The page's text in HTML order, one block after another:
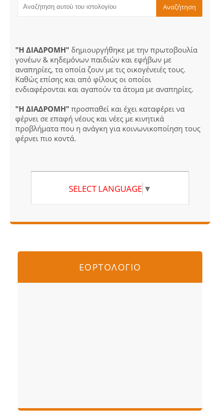
"Η ΔΙΑΔΡΟΜΗ" δημιουργήθηκε με την πρωτοβουλία
γονέων & κηδεμόνων παιδιών και εφήβων με
αναπηρίες, τα οποία ζουν με τις οικογένειές τους.
Καθώς επίσης και από φίλους οι οποίοι
ενδιαφέρονται και αγαπούν τα άτομα με αναπηρίες.
"Η ΔΙΑΔΡΟΜΗ" προσπαθεί και έχει καταφέρει να
φέρνει σε επαφή νέους και νέες με κινητικά
προβλήματα που η ανάγκη για κοινωνικοποίηση τους
φέρνει πιο κοντά.
SELECT LANGUAGE ▼
ΕΟΡΤΟΛΟΓΙΟ